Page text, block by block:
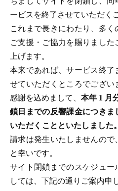
ービスを終了させていただく
これまで長きにわたり、多
ご支援・ご協力を賜りまし
上げます。
本来であれば、サービス終了
せていただくところでござ
感謝を込めまして、 本年 1 月
鎖日までの反響課金につきま
いただくことといたしました
請求は発生いたしませんので
と幸いです。
サイト閉鎖までのスケジュー
しては、下記の通りご案内申